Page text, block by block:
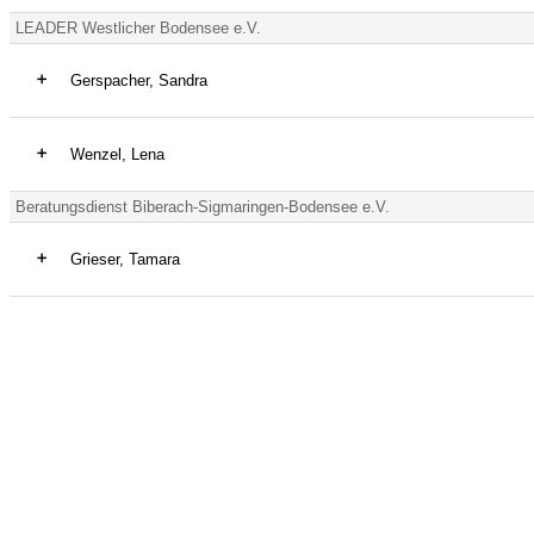
LEV (Landschaftserhaltungsverband)
0175/5871725
Tätigkeit:
FFH-Mähwiesen, Biodiversität
Organisationseinheit:
0160/1112429
LEADER Westlicher Bodensee e.V.
Gerspacher, Sandra
Tätigkeit:
Geschäftsführung LEADER
LEADER Westlicher Bodensee e.V.
Wenzel, Lena
Tätigkeit:
LEADER Westlicher Bodensee e.V.
Organisationseinheit:
Beratungsdienst Biberach-Sigmaringen-Bodensee e.V.
Grieser, Tamara
Tätigkeit: